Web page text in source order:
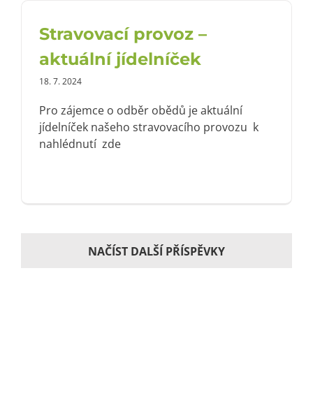
Stravovací provoz –
aktuální jídelníček
18. 7. 2024
Pro zájemce o odběr obědů je aktuální
jídelníček našeho stravovacího provozu k
nahlédnutí zde
NAČÍST DALŠÍ PŘÍSPĚVKY